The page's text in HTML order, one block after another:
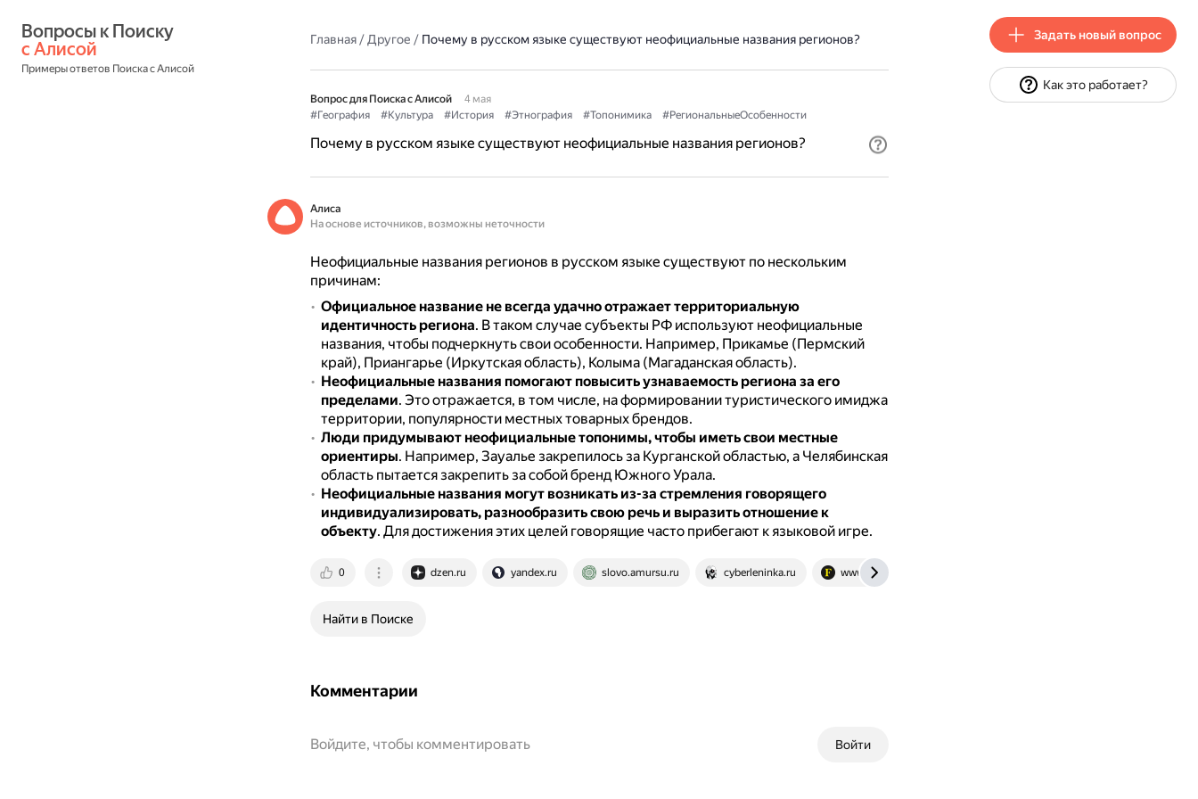
с Алисой
Примеры ответов Поиска с Алисой
Главная/Другое / Почему в русском языке существуют неофициальные названия регионов?
Вопрос для Поиска с Алисой
4 мая
#География
#Культура #История #Этнография #Топонимика #РегиональныеОсобенности
Почему в русском языке существуют неофициальные названия регионов?
Алиса
На основе источников, возможны неточности
Неофициальные названия регионов в русском языке существуют по нескольким
причинам:
Официальное название не всегда удачно отражает территориальную
идентичность региона. В таком случае субъекты РФ используют неофициальные
названия, чтобы подчеркнуть свои особенности. Например, Прикамье (Пермский
край), Приангарье (Иркутская область), Колыма (Магаданская область).
Неофициальные названия помогают повысить узнаваемость региона за его
пределами. Это отражается, в том числе, на формировании туристического имиджа
территории, популярности местных товарных брендов.
Люди придумывают неофициальные топонимы, чтобы иметь свои местные
ориентиры. Например, Зауалье закрепилось за Курганской областью, а Челябинская
область пытается закрепить за собой бренд Южного Урала.
Неофициальные названия могут возникать из-за стремления говорящего
индивидуализировать, разнообразить свою речь и выразить отношение к
объекту. Для достижения этих целей говорящие часто прибегают к языковой игре.
0 dzen.ru yandex.ru slovo.amursu.ru cyberleninka.ru www.forbes.ru
Найти в Поиске
Комментарии
Войти
Войдите, чтобы комментировать
Задать новый вопрос
Как это работает?